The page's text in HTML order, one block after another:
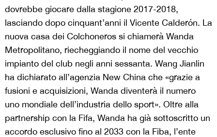
dovrebbe giocare dalla stagione 2017-2018,
lasciando dopo cinquant’anni il Vicente Calderón. La
nuova casa dei Colchoneros si chiamerà Wanda
Metropolitano, riecheggiando il nome del vecchio
impianto del club negli anni sessanta. Wang Jianlin
ha dichiarato all’agenzia New China che «grazie a
fusioni e acquisizioni, Wanda diventerà il numero
uno mondiale dell’industria dello sport». Oltre alla
partnership con la Fifa, Wanda ha già sottoscritto un
accordo esclusivo fino al 2033 con la Fiba, l’ente